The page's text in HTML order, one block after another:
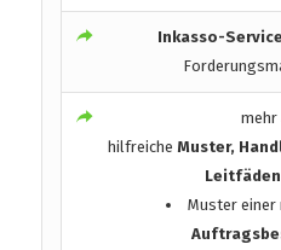
Inkasso-Service
mehr
hilfreicheMuster,
Leitfäden
Muster einer